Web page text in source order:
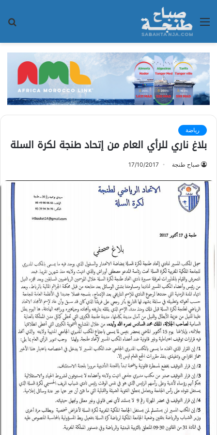
القائمة
رياضة
بلاغ ناري للرأي العام من إتحاد طنجة لكرة السلة
صباح طنجة 17/10/2017